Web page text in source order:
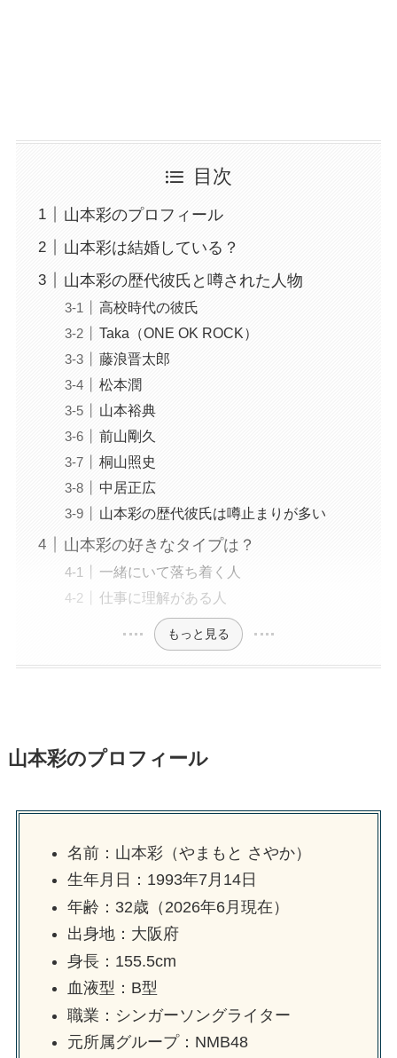
目次
山本彩のプロフィール
山本彩は結婚している？
山本彩の歴代彼氏と噂された人物
高校時代の彼氏
Taka（ONE OK ROCK）
藤浪晋太郎
松本潤
山本裕典
前山剛久
桐山照史
中居正広
山本彩の歴代彼氏は噂止まりが多い
山本彩の好きなタイプは？
一緒にいて落ち着く人
仕事に理解がある人
もっと見る
山本彩のプロフィール
名前：山本彩（やまもと さやか）
生年月日：1993年7月14日
年齢：32歳（2026年6月現在）
出身地：大阪府
身長：155.5cm
血液型：B型
職業：シンガーソングライター
元所属グループ：NMB48